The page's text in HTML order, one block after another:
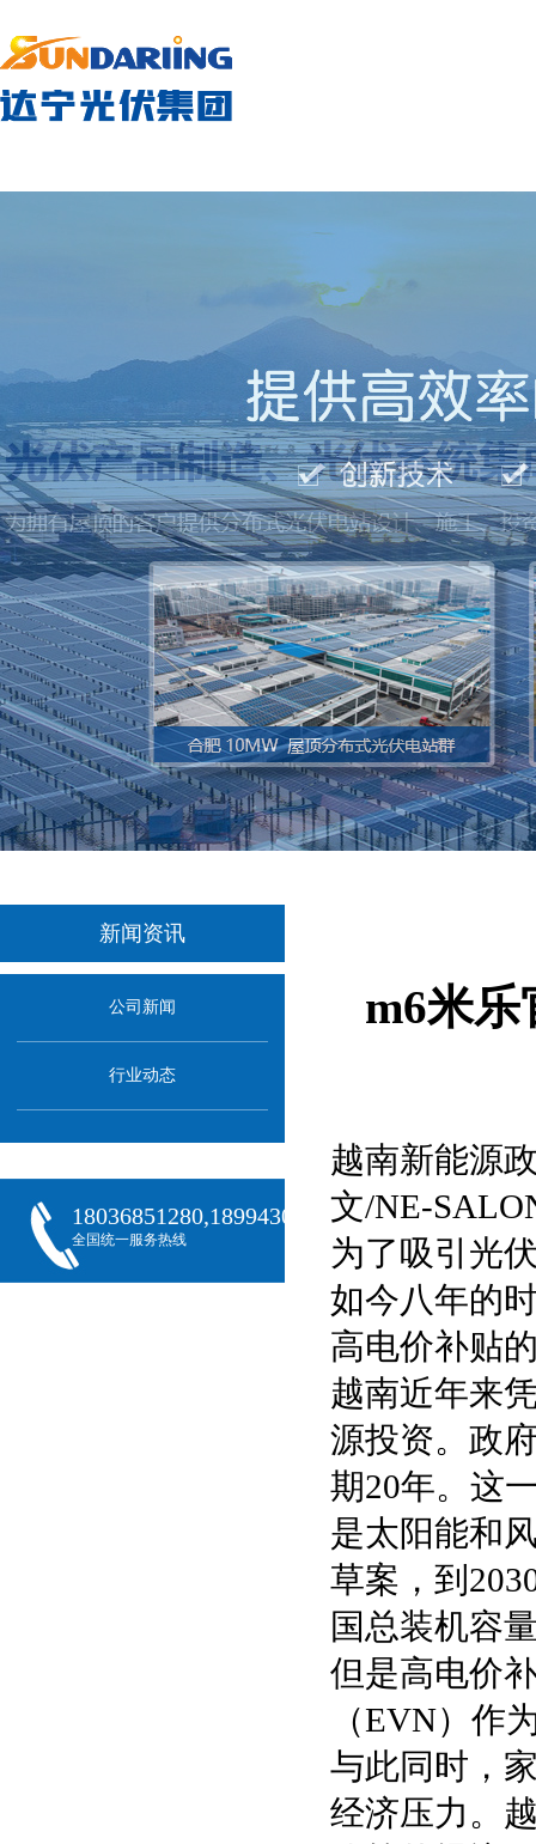
新闻资讯
公司新闻
行业动态
18036851280,18994301288,18068407382
全国统一服务热线
m6米
越南新能源
文/NE-
为了吸引光
如今八年的
高电价补贴
越南近年来
源投资。政
期20年。这
是太阳能和
草案，到
国总装机容
但是高电价
（EVN）作
与此同时，
经济压力。